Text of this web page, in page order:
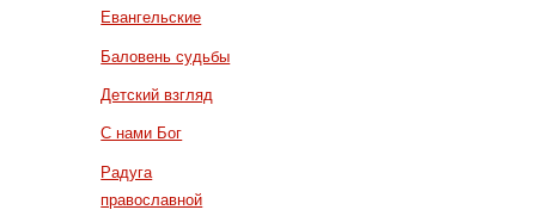
Евангельские
Баловень судьбы
Детский взгляд
С нами Бог
Радуга
православной